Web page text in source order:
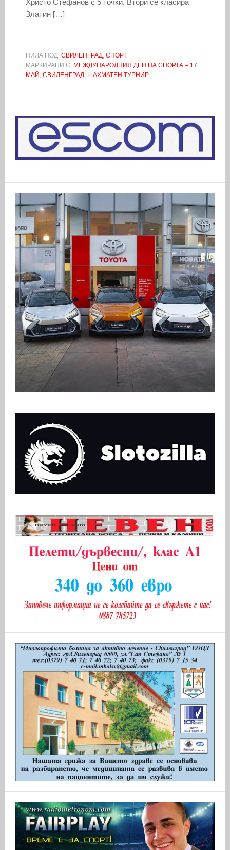
Христо Стефанов с 5 точки. Втори се класира
Златин […]
ПИЛА ПОД: СВИЛЕНГРАД, СПОРТ
МАРКИРАНИ С: МЕЖДУНАРОДНИЯ ДЕН НА СПОРТА – 17
МАЙ , СВИЛЕНГРАД, ШАХМАТЕН ТУРНИР